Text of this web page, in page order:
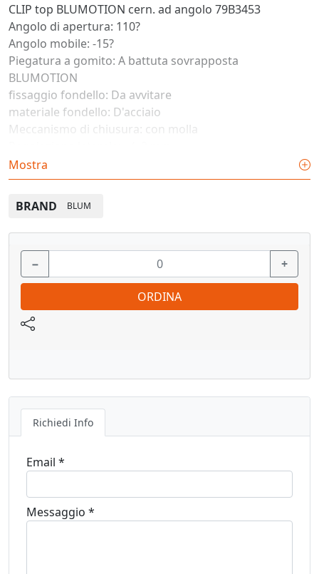
CLIP top BLUMOTION cern. ad angolo 79B3453
Angolo di apertura: 110?
Angolo mobile: -15?
Piegatura a gomito: A battuta sovrapposta
BLUMOTION
fissaggio fondello: Da avvitare
materiale fondello: D'acciaio
Meccanismo di chiusura: con molla
Regolazione della profondit?: + 3/- 2 mm, comodo, con
vite senza fine filettata
Mostra
BRAND BLUM
− +
ORDINA
Richiedi Info
Email *
Messaggio *